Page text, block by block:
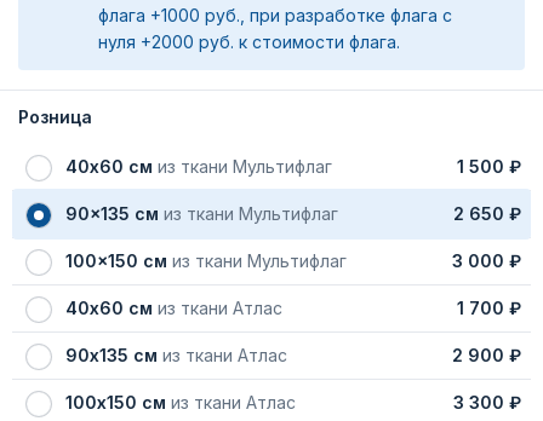
флага +1000 руб., при разработке флага с
нуля +2000 руб. к стоимости флага.
Розница
40х60 см из ткани Мультифлаг 1 500 ₽
90x135 см из ткани Мультифлаг 2 650 ₽
100x150 см из ткани Мультифлаг 3 000 ₽
40х60 см из ткани Атлас 1 700 ₽
90х135 см из ткани Атлас 2 900 ₽
100х150 см из ткани Атлас 3 300 ₽